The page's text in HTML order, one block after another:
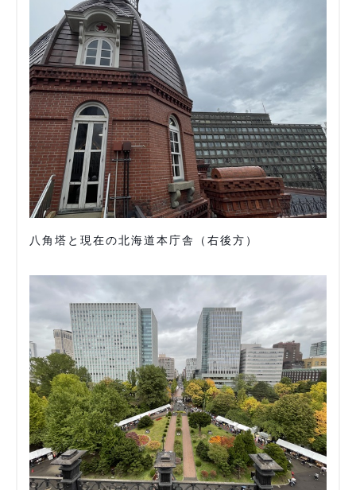
八角塔と現在の北海道本庁舎（右後方）